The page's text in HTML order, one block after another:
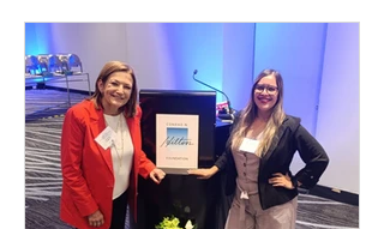
pour leur engagement innovant et
transformateur auprès des
communautés vulnérables en Zambie.
Le prix, d’une valeur de 1 million de
dollars , récompense les initiatives
inspirées par la foi qui apportent un
changement durable et